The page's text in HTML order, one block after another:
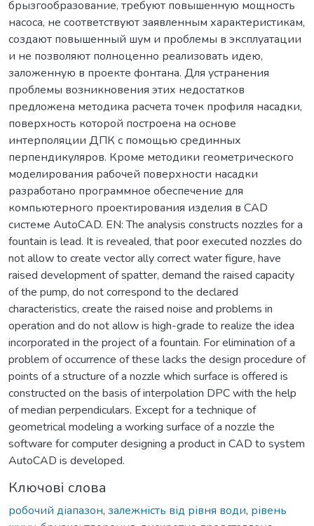
брызгообразование, требуют повышенную мощность
насоса, не соответствуют заявленным характеристикам,
создают повышенный шум и проблемы в эксплуатации
и не позволяют полноценно реализовать идею,
заложенную в проекте фонтана. Для устранения
проблемы возникновения этих недостатков
предложена методика расчета точек профиля насадки,
поверхность которой построена на основе
интерполяции ДПК с помощью срединных
перпендикуляров. Кроме методики геометрического
моделирования рабочей поверхности насадки
разработано программное обеспечение для
компьютерного проектирования изделия в CAD
системе AutoCAD. EN: The analysis constructs nozzles for a
fountain is lead. It is revealed, that poor executed nozzles do
not allow to create vector ally correct water figure, have
raised development of spatter, demand the raised capacity
of the pump, do not correspond to the declared
characteristics, create the raised noise and problems in
operation and do not allow is high-grade to realize the idea
incorporated in the project of a fountain. For elimination of a
problem of occurrence of these lacks the design procedure of
points of a structure of a nozzle which surface is offered is
constructed on the basis of interpolation DPC with the help
of median perpendiculars. Except for a technique of
geometrical modeling a working surface of a nozzle the
software for computer designing a product in CAD to system
AutoCAD is developed.
Ключові слова
робочий діапазон, залежність від рівня води, рівень